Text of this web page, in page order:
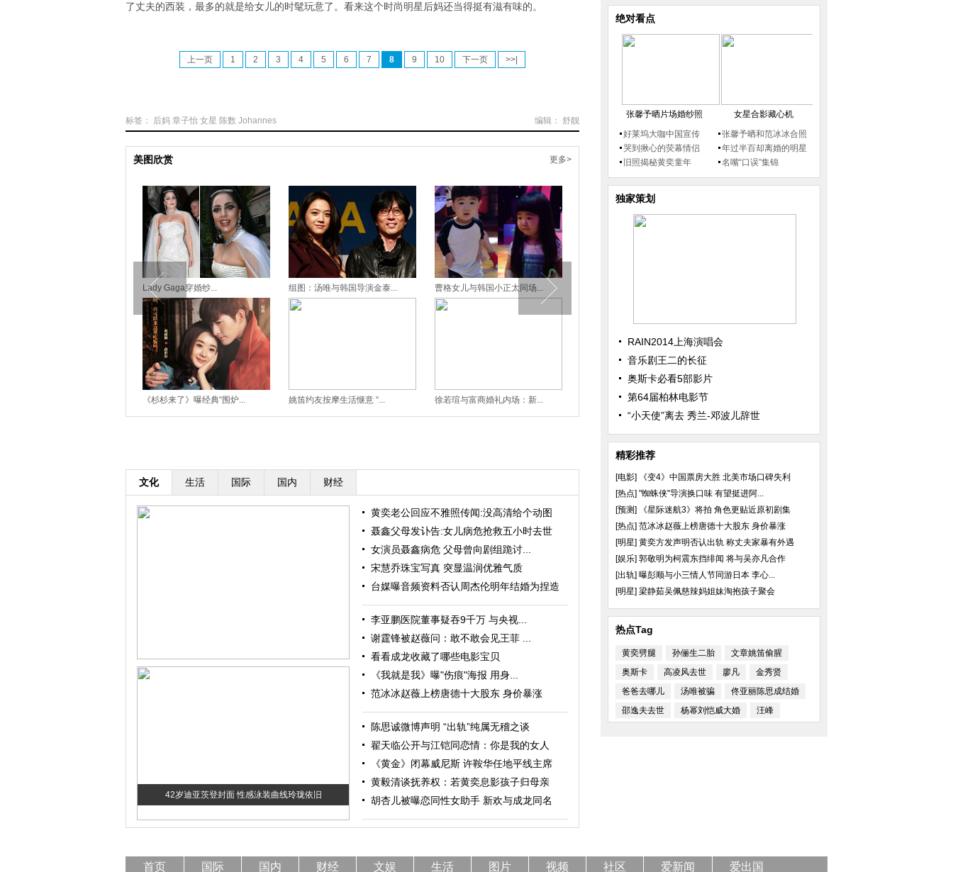
了丈夫的西装，最多的就是给女儿的时髦玩意了。看来这个时尚明星后妈还当得挺有滋有味的。
上一页 1 2 3 4 5 6 7 8 9 10 下一页 >>|
编辑： 舒靓
标签： 后妈 章子怡 女星 陈数 Johannes
美图欣赏 更多>
Lady Gaga穿婚纱... 组图：汤唯与韩国导演金泰... 曹格女儿与韩国小正太同场...
《杉杉来了》曝经典“围炉... 姚笛约友按摩生活惬意 “... 徐若瑄与富商婚礼内场：新... 姚明参与《爸爸2》录制 ...
文化 生活 国际 国内 财经
42岁迪亚茨登封面 性感泳装曲线玲珑依旧
黄奕老公回应不雅照传闻:没高清给个动图
聂鑫父母发讣告:女儿病危抢救五小时去世
女演员聂鑫病危 父母曾向剧组跪讨...
宋慧乔珠宝写真 突显温润优雅气质
台媒曝音频资料否认周杰伦明年结婚为捏造
李亚鹏医院董事疑吞9千万 与央视...
谢霆锋被赵薇问：敢不敢会见王菲 ...
看看成龙收藏了哪些电影宝贝
《我就是我》曝"伤痕"海报 用身...
范冰冰赵薇上榜唐德十大股东 身价暴涨
陈思诚微博声明 “出轨”纯属无稽之谈
翟天临公开与江铠同恋情：你是我的女人
《黄金》闭幕威尼斯 许鞍华任地平线主席
黄毅清谈抚养权：若黄奕息影孩子归母亲
胡杏儿被曝恋同性女助手 新欢与成龙同名
绝对看点
张馨予晒片场婚纱照
女星合影藏心机
好莱坞大咖中国宣传
哭到揪心的荧幕情侣
旧照揭秘黄奕童年
张馨予晒和范冰冰合照
年过半百却离婚的明星
名嘴“口误”集锦
独家策划
RAIN2014上海演唱会
音乐剧王二的长征
奥斯卡必看5部影片
第64届柏林电影节
“小天使”离去 秀兰-邓波儿辞世
精彩推荐
[电影]
《变4》中国票房大胜 北美市场口碑失利
[热点] "蜘蛛侠"导演换口味 有望挺进阿...
[预测]
《星际迷航3》将拍 角色更贴近原初剧集
[热点] 范冰冰赵薇上榜唐德十大股东 身价暴涨
[明星] 黄奕方发声明否认出轨 称丈夫家暴有外遇
[娱乐] 郭敬明为柯震东挡绯闻 将与吴亦凡合作
[出轨] 曝彭顺与小三情人节同游日本 李心...
[明星] 梁静茹吴佩慈辣妈姐妹淘抱孩子聚会
热点Tag
黄奕劈腿 孙俪生二胎
文章姚笛偷腥
奥斯卡
高凌风去世 廖凡
金秀贤
爸爸去哪儿
汤唯被骗
佟亚丽陈思成结婚
邵逸夫去世
杨幂刘恺威大婚 汪峰
首页 国际 国内 财经 文娱 生活 图片 视频 社区 爱新闻 爱出国